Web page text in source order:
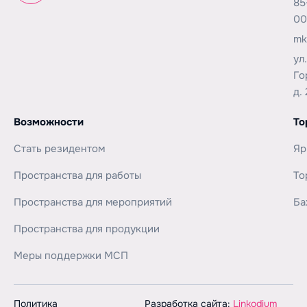
00
д.
Возможности
Стать резидентом
Пространства для работы
Пространства для мероприятий
Пространства для продукции
Меры поддержки МСП
Политика Разработка сайта: Linkodium